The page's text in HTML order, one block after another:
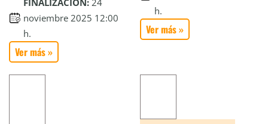
FINALIZACIÓN: 24
noviembre 2025 12:00
h.
Ver más »
h.
Ver más »